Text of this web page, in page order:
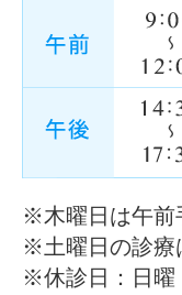
※木曜日は午前
※土曜日の診療
※休診日：日曜